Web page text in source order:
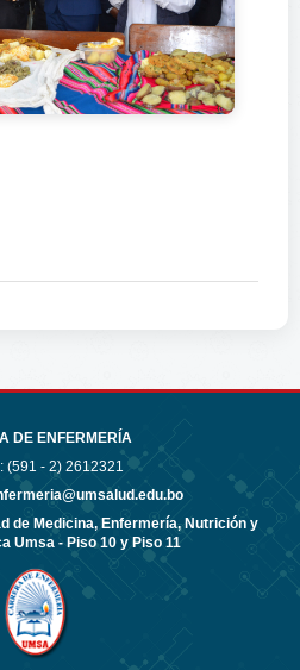
DE ENFERMERÍA
(591 - 2) 2612321
de Medicina, Enfermería, Nutrición y
Umsa - Piso 10 y Piso 11